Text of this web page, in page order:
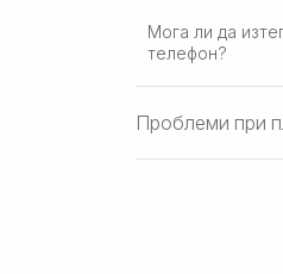
Мога ли да
телефон?
Проблеми при